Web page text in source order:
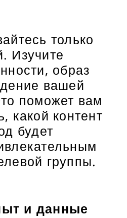
только
Изучите
образ
вашей
поможет вам
какой контент
будет
группы.
и данные